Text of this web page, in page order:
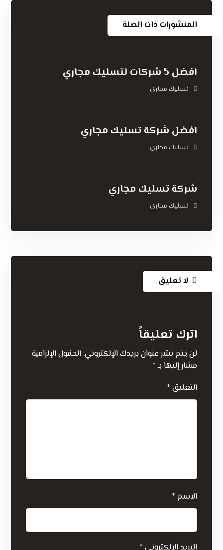
المنشورات ذات الصلة
افضل 5 شركات لتسليك مجاري
تسليك مجاري
افضل شركة تسليك مجاري
تسليك مجاري
شركة تسليك مجاري
تسليك مجاري
لا تعليق
اترك تعليقاً
لن يتم نشر عنوان بريدك الإلكتروني. الحقول الإلزامية
مشار إليها بـ*
التعليق *
الاسم *